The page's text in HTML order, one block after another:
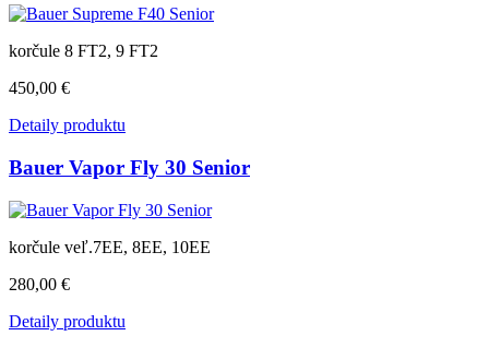
korčule 8 FT2, 9 FT2
450,00 €
Detaily produktu
Bauer Vapor Fly 30 Senior
korčule veľ.7EE, 8EE, 10EE
280,00 €
Detaily produktu